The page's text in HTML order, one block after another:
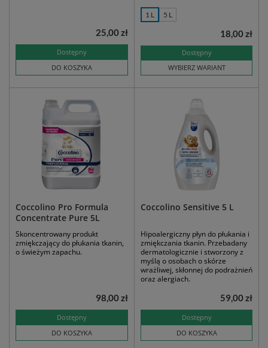
Dostępny
DO KOSZYKA
25,00 zł
1 L 5 L
Dostępny
WYBIERZ WARIANT
18,00 zł
Coccolino Pro Formula
Concentrate Pure 5L
Skoncentrowany produkt
zmiękczający do płukania tkanin,
o świeżym zapachu.
Dostępny
DO KOSZYKA
98,00 zł
Coccolino Sensitive 5 L
Hipoalergiczny płyn do płukania i
zmiękczania tkanin. Przebadany
dermatologicznie i stworzony z
myślą o osobach o skórze
wrażliwej, skłonnej do podrażnień
oraz alergiach.
Dostępny
DO KOSZYKA
59,00 zł